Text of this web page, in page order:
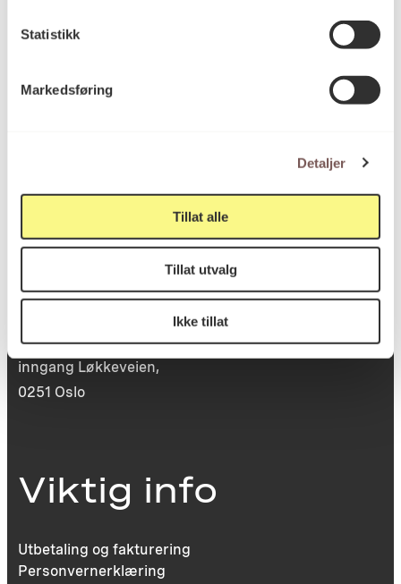
Statistikk
Markedsføring
Detaljer
Tillat alle
Tillat utvalg
Ikke tillat
St. Olavs plass
Besøksadresse
Victoria Terrasse 11
inngang Løkkeveien,
0251 Oslo
Viktig info
Utbetaling og fakturering
Personvernerklæring